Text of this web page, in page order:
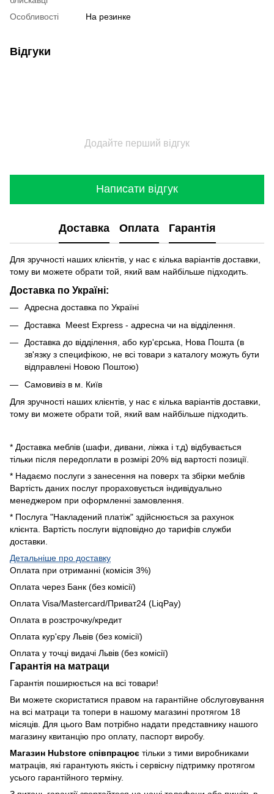
Особливості
На резинке
Відгуки
Додайте перший відгук
Написати відгук
Доставка Оплата Гарантія
Для зручності наших клієнтів, у нас є кілька варіантів доставки,
тому ви можете обрати той, який вам найбільше підходить.
Доставка по Україні:
Адресна доставка по Україні
Доставка Meest Express - адресна чи на відділення.
Доставка до відділення, або кур'єрська, Нова Пошта (в
зв'язку з специфікою, не всі товари з каталогу можуть бути
відправлені Новою Поштою)
Самовивіз в м. Київ
Для зручності наших клієнтів, у нас є кілька варіантів доставки,
тому ви можете обрати той, який вам найбільше підходить.
* Доставка меблів (шафи, дивани, ліжка і т.д) відбувається
тільки після передоплати в розмірі 20% від вартості позиції.
* Надаємо послуги з занесення на поверх та збірки меблів
Вартість даних послуг прораховується індивідуально
менеджером при оформленні замовлення.
* Послуга "Накладений платіж" здійснюється за рахунок
клієнта. Вартість послуги відповідно до тарифів служби
доставки.
Детальніше про доставку
Оплата при отриманні (комісія 3%)
Оплата через Банк (без комісії)
Оплата Visa/Mastercard/Приват24 (LiqPay)
Оплата в розстрочку/кредит
Оплата кур'єру Львів (без комісії)
Оплата у точці видачі Львів (без комісії)
Гарантія на матраци
Гарантія поширюється на всі товари!
Ви можете скористатися правом на гарантійне обслуговування
на всі матраци та топери в нашому магазині протягом 18
місяців. Для цього Вам потрібно надати представнику нашого
магазину квитанцію про оплату, паспорт виробу.
Магазин Hubstore співпрацює тільки з тими виробниками
матраців, які гарантують якість і сервісну підтримку протягом
усього гарантійного терміну.